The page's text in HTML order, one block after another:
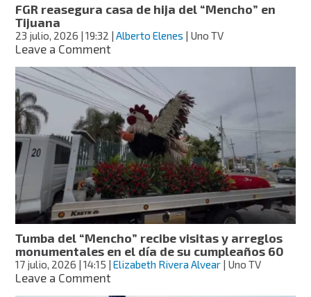
FGR reasegura casa de hija del “Mencho” en
Tijuana
23 julio, 2026 | 19:32 |Alberto Elenes | Uno TV
Leave a Commenton
reasegura
casa
de
hija
del
“Mencho”
en
Tijuana
Tumba del “Mencho” recibe visitas y arreglos
monumentales en el día de su cumpleaños 60
17 julio, 2026 | 14:15 |Elizabeth Rivera Alvear | Uno TV
Leave a Commenton